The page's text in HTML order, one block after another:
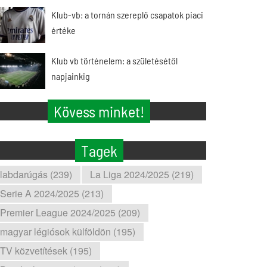
Klub-vb: a tornán szereplő csapatok piaci
értéke
Klub vb történelem: a születésétől
napjainkig
Kövess minket!
Tagek
labdarúgás (239)
La Liga 2024/2025 (219)
Serie A 2024/2025 (213)
Premier League 2024/2025 (209)
magyar légiósok külföldön (195)
TV közvetítések (195)